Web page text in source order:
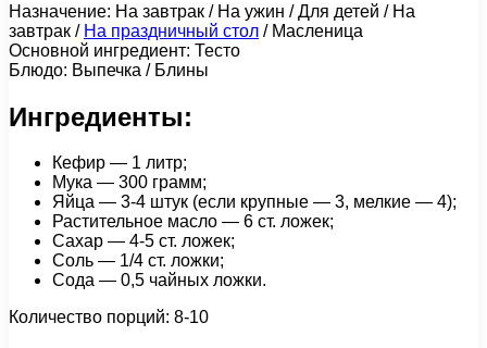
Назначение: На завтрак / На ужин / Для детей / На
завтрак / На праздничный стол / Масленица
Основной ингредиент: Тесто
Блюдо: Выпечка / Блины
Ингредиенты:
Кефир — 1 литр;
Мука — 300 грамм;
Яйца — 3-4 штук (если крупные — 3, мелкие — 4);
Растительное масло — 6 ст. ложек;
Сахар — 4-5 ст. ложек;
Соль — 1/4 ст. ложки;
Сода — 0,5 чайных ложки.
Количество порций: 8-10